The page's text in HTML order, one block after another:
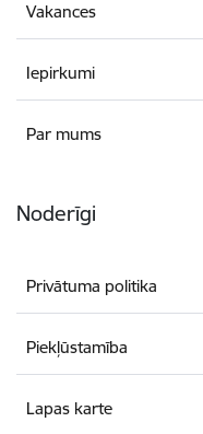
Vakances
Iepirkumi
Par mums
Noderīgi
Privātuma politika
Piekļūstamība
Lapas karte